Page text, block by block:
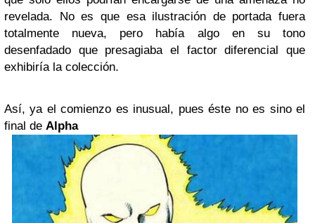
revelada. No es que esa ilustración de portada fuera
totalmente nueva, pero había algo en su tono
desenfadado que presagiaba el factor diferencial que
exhibiría la colección.
Así, ya el comienzo es inusual, pues éste no es sino el
final de Alpha